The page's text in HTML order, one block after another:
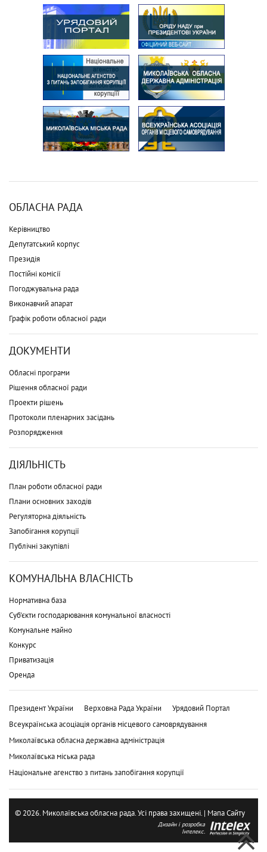
ОБЛАСНА РАДА
Керівництво
Депутатський корпус
Президія
Постійні комісії
Погоджувальна рада
Виконавчий апарат
Графік роботи обласної ради
ДОКУМЕНТИ
Обласні програми
Рішення обласної ради
Проекти рішень
Протоколи пленарних засідань
Розпорядження
ДІЯЛЬНІСТЬ
План роботи обласної ради
Плани основних заходів
Регуляторна діяльність
Запобігання корупції
Публічні закупівлі
КОМУНАЛЬНА ВЛАСНІСТЬ
Нормативна база
Суб'єкти господарювання комунальної власності
Комунальне майно
Конкурс
Приватизація
Оренда
Президент України Верховна Рада України
Урядовий Портал
Всеукраїнська асоціація органів місцевого самоврядування
Миколаївська обласна державна адміністрація
Миколаївська міська рада
Національне агенство з питань запобігання корупції
© 2026. Миколаївська обласна рада. Усі права захищені. | Мапа Сайту
Дизайн і розробка
Інтелекс.